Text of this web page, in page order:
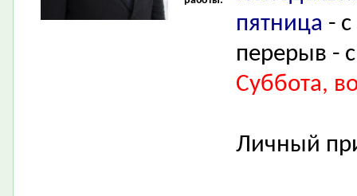
пятница -
перерыв -
Суббота,
Личный